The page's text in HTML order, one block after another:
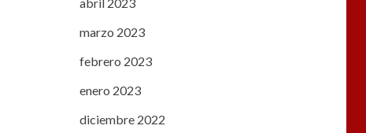
marzo 2023
febrero 2023
enero 2023
diciembre 2022